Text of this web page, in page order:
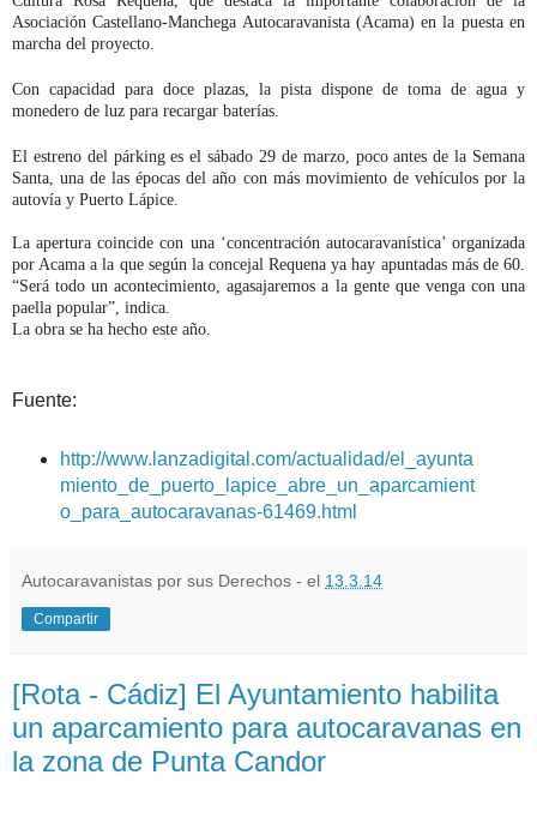
Asociación Castellano-Manchega Autocaravanista (Acama) en la puesta en
marcha del proyecto.
Con capacidad para doce plazas, la pista dispone de toma de agua y
monedero de luz para recargar baterías.
El estreno del párking es el sábado 29 de marzo, poco antes de la Semana
Santa, una de las épocas del año con más movimiento de vehículos por la
autovía y Puerto Lápice.
La apertura coincide con una ‘concentración autocaravanística’ organizada
por Acama a la que según la concejal Requena ya hay apuntadas más de 60.
“Será todo un acontecimiento, agasajaremos a la gente que venga con una
paella popular”, indica.
La obra se ha hecho este año.
Fuente:
http://www.lanzadigital.com/actualidad/el_ayunta
miento_de_puerto_lapice_abre_un_aparcamient
o_para_autocaravanas-61469.html
Autocaravanistas por sus Derechos - el 13.3.14
Compartir
[Rota - Cádiz] El Ayuntamiento habilita
un aparcamiento para autocaravanas en
la zona de Punta Candor